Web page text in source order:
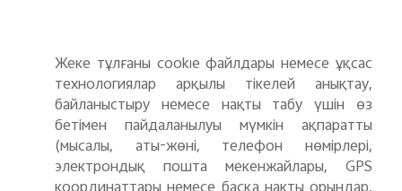
Жеке тұлғаны cookie файлдары немесе ұқсас
технологиялар арқылы тікелей анықтау,
байланыстыру немесе нақты табу үшін өз
бетімен пайдаланылуы мүмкін ақпаратты
(мысалы, аты-жөні, телефон нөмірлері,
электрондық пошта мекенжайлары, GPS